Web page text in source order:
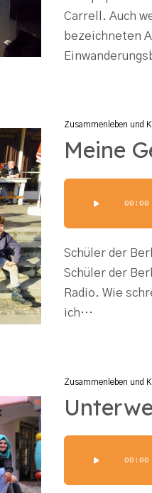
Carrell. Auch
bezeichneten
Zusammenleben und
Meine
Player
00:00
Schüler der
Schüler der
Radio. Wie
ich…
Zusammenleben und
Player
00:00